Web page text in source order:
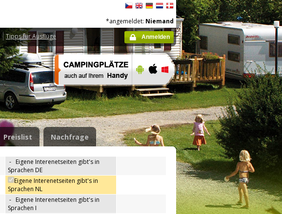
Tipps für Ausflüge
*angemeldet: Niemand
Anmelden
Preislist Nachfrage
- Eigene Interenetseiten gibt's in
Sprachen DE
Eigene Interenetseiten gibt's in
Sprachen NL
- Eigene Interenetseiten gibt's in
Sprachen I